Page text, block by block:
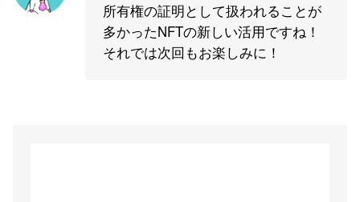
所有権の証明として扱われることが
多かったNFTの新しい活用ですね！
それでは次回もお楽しみに！